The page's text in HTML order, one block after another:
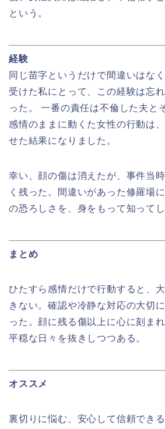
という。
経験
同じ苗字というだけで間違いはな
受けた私にとって、この経験は忘
った。 一番の責任は不倫した夫と
感情のままに動くた女性の行動は
せた結果になりました。
幸い、顔の傷は消えたが、事件当
く残った。間違いがあった修羅場
の恐ろしさを、身をもって知ってし
まとめ
ひたすら感情だけで行動すると、
きない。確認や冷静な対応の大切
った。顔に残る傷以上に心に刻ま
平穏な日々を抜きしつつある。
オススメ
裏切りに悩む、安心して信頼でき